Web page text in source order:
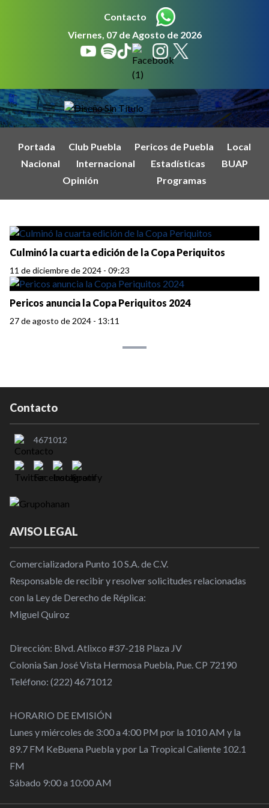
Contacto
Viernes, 07 de Agosto de 2026
Portada Club Puebla Pericos de Puebla
Local
Nacional
Internacional Estadísticas
BUAP
Opinión
Programas
Culminó la cuarta edición de la Copa Periquitos
11 de diciembre de 2024 - 09:23
Pericos anuncia la Copa Periquitos 2024
27 de agosto de 2024 - 13:11
Contacto
4671012
AVISO LEGAL
Comercializadora Punto 10 S.A. de C.V.
Responsable de recibir y resolver solicitudes relacionadas
con la Ley de Derecho de Réplica:
Miguel Quiroz
Dirección: Blvd. Atlixco #37-218 Plaza JV
Colonia San José Vista Hermosa Puebla, Pue. CP 72190
Teléfono: (222) 4671012
HORARIO DE EMISIÓN
Lunes y miércoles de 3:00 a 4:00 PM por la 1010 AM y la
89.7 FM KeBuena Puebla y por La Tropical Caliente 102.1
FM
Sábado 9:00 a 10:00 AM